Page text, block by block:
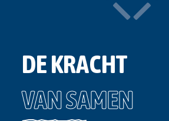
DE KRACHT
VAN SAMEN